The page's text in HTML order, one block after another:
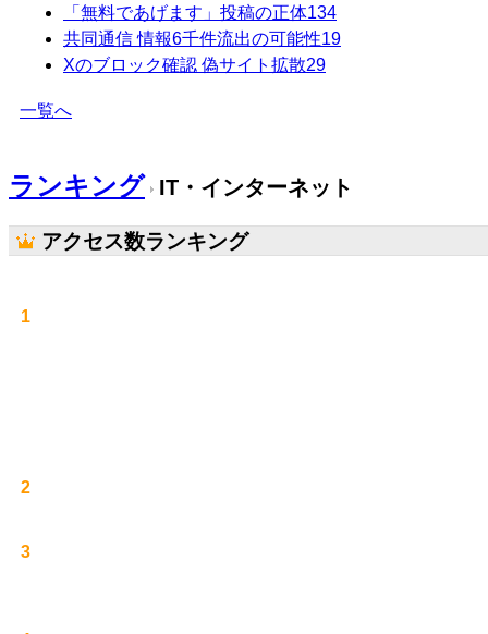
「無料であげます」投稿の正体134
共同通信 情報6千件流出の可能性19
Xのブロック確認 偽サイト拡散29
一覧へ
ランキング IT・インターネット
アクセス数ランキング
1
2
3